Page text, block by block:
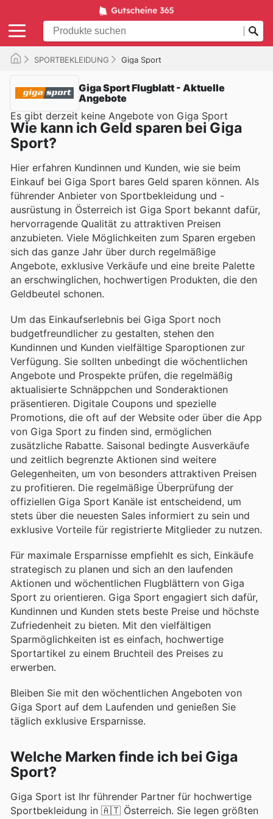
SPORTBEKLEIDUNG Giga Sport
Giga Sport Flugblatt - Aktuelle
Angebote
Es gibt derzeit keine Angebote von Giga Sport
Wie kann ich Geld sparen bei Giga
Sport?
Hier erfahren Kundinnen und Kunden, wie sie beim
Einkauf bei Giga Sport bares Geld sparen können. Als
führender Anbieter von Sportbekleidung und -
ausrüstung in Österreich ist Giga Sport bekannt dafür,
hervorragende Qualität zu attraktiven Preisen
anzubieten. Viele Möglichkeiten zum Sparen ergeben
sich das ganze Jahr über durch regelmäßige
Angebote, exklusive Verkäufe und eine breite Palette
an erschwinglichen, hochwertigen Produkten, die den
Geldbeutel schonen.
Um das Einkaufserlebnis bei Giga Sport noch
budgetfreundlicher zu gestalten, stehen den
Kundinnen und Kunden vielfältige Sparoptionen zur
Verfügung. Sie sollten unbedingt die wöchentlichen
Angebote und Prospekte prüfen, die regelmäßig
aktualisierte Schnäppchen und Sonderaktionen
präsentieren. Digitale Coupons und spezielle
Promotions, die oft auf der Website oder über die App
von Giga Sport zu finden sind, ermöglichen
zusätzliche Rabatte. Saisonal bedingte Ausverkäufe
und zeitlich begrenzte Aktionen sind weitere
Gelegenheiten, um von besonders attraktiven Preisen
zu profitieren. Die regelmäßige Überprüfung der
offiziellen Giga Sport Kanäle ist entscheidend, um
stets über die neuesten Sales informiert zu sein und
exklusive Vorteile für registrierte Mitglieder zu nutzen.
Für maximale Ersparnisse empfiehlt es sich, Einkäufe
strategisch zu planen und sich an den laufenden
Aktionen und wöchentlichen Flugblättern von Giga
Sport zu orientieren. Giga Sport engagiert sich dafür,
Kundinnen und Kunden stets beste Preise und höchste
Zufriedenheit zu bieten. Mit den vielfältigen
Sparmöglichkeiten ist es einfach, hochwertige
Sportartikel zu einem Bruchteil des Preises zu
erwerben.
Bleiben Sie mit den wöchentlichen Angeboten von
Giga Sport auf dem Laufenden und genießen Sie
täglich exklusive Ersparnisse.
Welche Marken finde ich bei Giga
Sport?
Giga Sport ist Ihr führender Partner für hochwertige
Sportbekleidung in 🇦🇹 Österreich. Sie legen größten